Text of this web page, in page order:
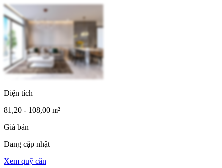
Diện tích
81,20 - 108,00 m²
Giá bán
Đang cập nhật
Xem quỹ căn